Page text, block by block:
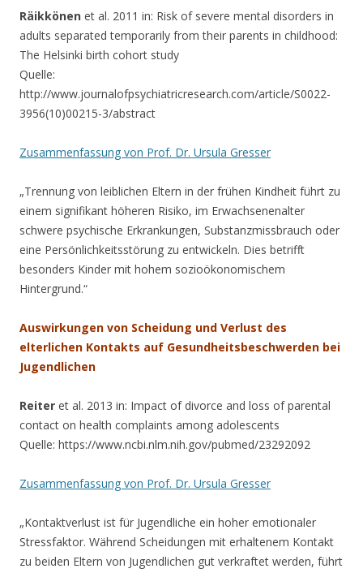
Räikkönen et al. 2011 in: Risk of severe mental disorders in
adults separated temporarily from their parents in childhood:
The Helsinki birth cohort study
Quelle:
http://www.journalofpsychiatricresearch.com/article/S0022-
3956(10)00215-3/abstract
Zusammenfassung von Prof. Dr. Ursula Gresser
„Trennung von leiblichen Eltern in der frühen Kindheit führt zu
einem signifikant höheren Risiko, im Erwachsenenalter
schwere psychische Erkrankungen, Substanzmissbrauch oder
eine Persönlichkeitsstörung zu entwickeln. Dies betrifft
besonders Kinder mit hohem sozioökonomischem
Hintergrund.“
Auswirkungen von Scheidung und Verlust des
elterlichen Kontakts auf Gesundheitsbeschwerden bei
Jugendlichen
Reiter et al. 2013 in: Impact of divorce and loss of parental
contact on health complaints among adolescents
Quelle: https://www.ncbi.nlm.nih.gov/pubmed/23292092
Zusammenfassung von Prof. Dr. Ursula Gresser
„Kontaktverlust ist für Jugendliche ein hoher emotionaler
Stressfaktor. Während Scheidungen mit erhaltenem Kontakt
zu beiden Eltern von Jugendlichen gut verkraftet werden, führt